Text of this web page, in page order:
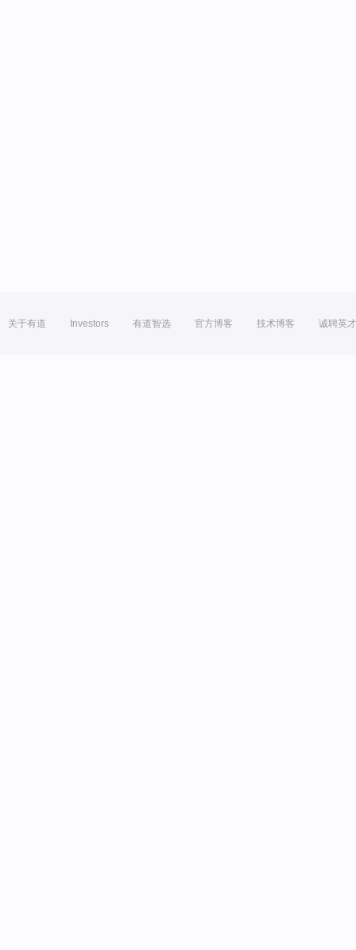
关于有道 Investors 有道智选 官方博客 技术博客 诚聘英才